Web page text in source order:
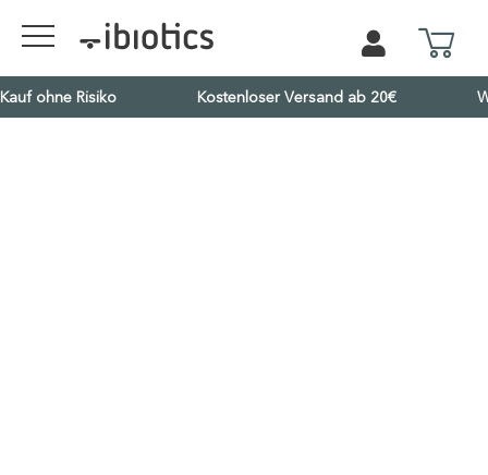
Kauf ohne Risiko Kostenloser Versand ab 20€
Serum